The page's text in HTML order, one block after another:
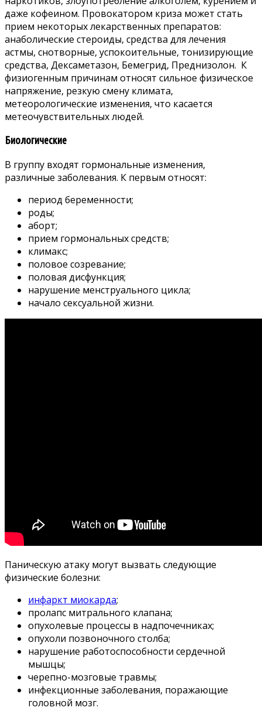
даже кофеином. Провокатором криза может стать
прием некоторых лекарственных препаратов:
анаболические стероиды, средства для лечения
астмы, снотворные, успокоительные, тонизирующие
средства, Дексаметазон, Бемегрид, Преднизолон. К
физиогенным причинам относят сильное физическое
напряжение, резкую смену климата,
метеорологические изменения, что касается
метеочувствительных людей.
Биологические
В группу входят гормональные изменения,
различные заболевания. К первым относят:
период беременности;
роды;
аборт;
прием гормональных средств;
климакс;
половое созревание;
половая дисфункция;
нарушение менструального цикла;
начало сексуальной жизни.
Паническую атаку могут вызвать следующие
физические болезни:
инфаркт миокарда;
пролапс митрального клапана;
опухолевые процессы в надпочечниках;
опухоли позвоночного столба;
нарушение работоспособности сердечной
мышцы;
черепно-мозговые травмы;
инфекционные заболевания, поражающие
головной мозг.